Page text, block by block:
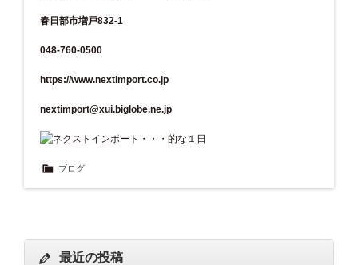
春日部市増戸832-1
048-760-0500
https://www.nextimport.co.jp
nextimport@xui.biglobe.ne.jp
ブログ
最近の投稿